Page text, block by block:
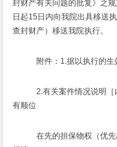
封财产有关问题的批复》之
日起15日内向我院出具移送
查封财产）移送我院执行。
附件：1.据以执行的生
2.有关案件情况说明［
有顺位
在先的担保物权（优先